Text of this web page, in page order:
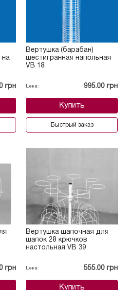
на
грн
Вертушка (барабан)
шестигранная напольная
VB 18
Цена: 995.00 грн
Купить
Быстрый заказ
грн
Вертушка шапочная для
шапок 28 крючков
настольная VB 39
Цена: 555.00 грн
Купить